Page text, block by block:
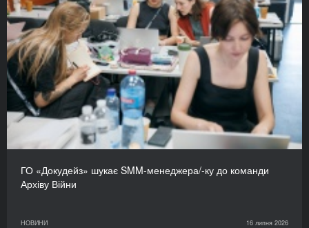
ГО «Докудейз» шукає SMM-менеджера/-ку до команди
Архіву Війни
НОВИНИ 16 липня 2026